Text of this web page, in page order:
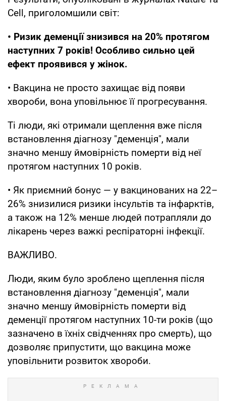
Cell, приголомшили світ:
• Ризик деменції знизився на 20% протягом
наступних 7 років! Особливо сильно цей
ефект проявився у жінок.
• Вакцина не просто захищає від появи
хвороби, вона уповільнює її прогресування.
Ті люди, які отримали щеплення вже після
встановлення діагнозу "деменція", мали
значно меншу ймовірність померти від неї
протягом наступних 10 років.
• Як приємний бонус — у вакцинованих на 22–
26% знизилися ризики інсультів та інфарктів,
а також на 12% менше людей потрапляли до
лікарень через важкі респіраторні інфекції.
ВАЖЛИВО.
Люди, яким було зроблено щеплення після
встановлення діагнозу "деменція", мали
значно меншу ймовірність померти від
деменції протягом наступних 10-ти років (що
зазначено в їхніх свідченнях про смерть), що
дозволяє припустити, що вакцина може
уповільнити розвиток хвороби.